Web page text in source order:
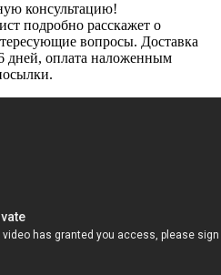
консультацию!
подробно расскажет о
вопросы. Доставка
дней, оплата наложенным